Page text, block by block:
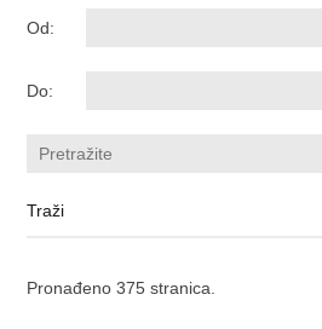
Od:
Do:
Pronađeno 375 stranica.